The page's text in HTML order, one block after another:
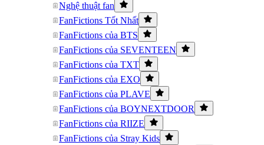
Nghệ thuật fan
FanFictions Tốt Nhất
FanFictions của BTS
FanFictions của SEVENTEEN
FanFictions của TXT
FanFictions của EXO
FanFictions của PLAVE
FanFictions của BOYNEXTDOOR
FanFictions của RIIZE
FanFictions của Stray Kids